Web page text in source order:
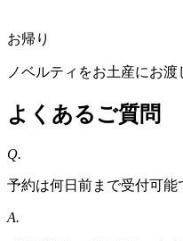
お帰り
ノベルティをお土産にお渡
よくあるご質問
Q.
予約は何日前まで受付可能
A.